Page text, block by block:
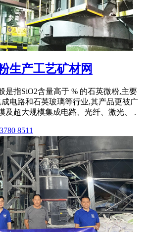
生产工艺矿材网
是指SiO2含量高于 % 的石英微粉,主要
电路和石英玻璃等行业,其产品更被广
及超大规模集成电路、光纤、激光、 .
8511